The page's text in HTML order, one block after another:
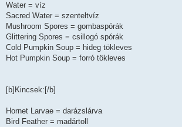
Water = víz
Sacred Water = szenteltvíz
Mushroom Spores = gombaspórák
Glittering Spores = csillogó spórák
Cold Pumpkin Soup = hideg tökleves
Hot Pumpkin Soup = forró tökleves
[b]Kincsek:[/b]
Hornet Larvae = darázslárva
Bird Feather = madártoll